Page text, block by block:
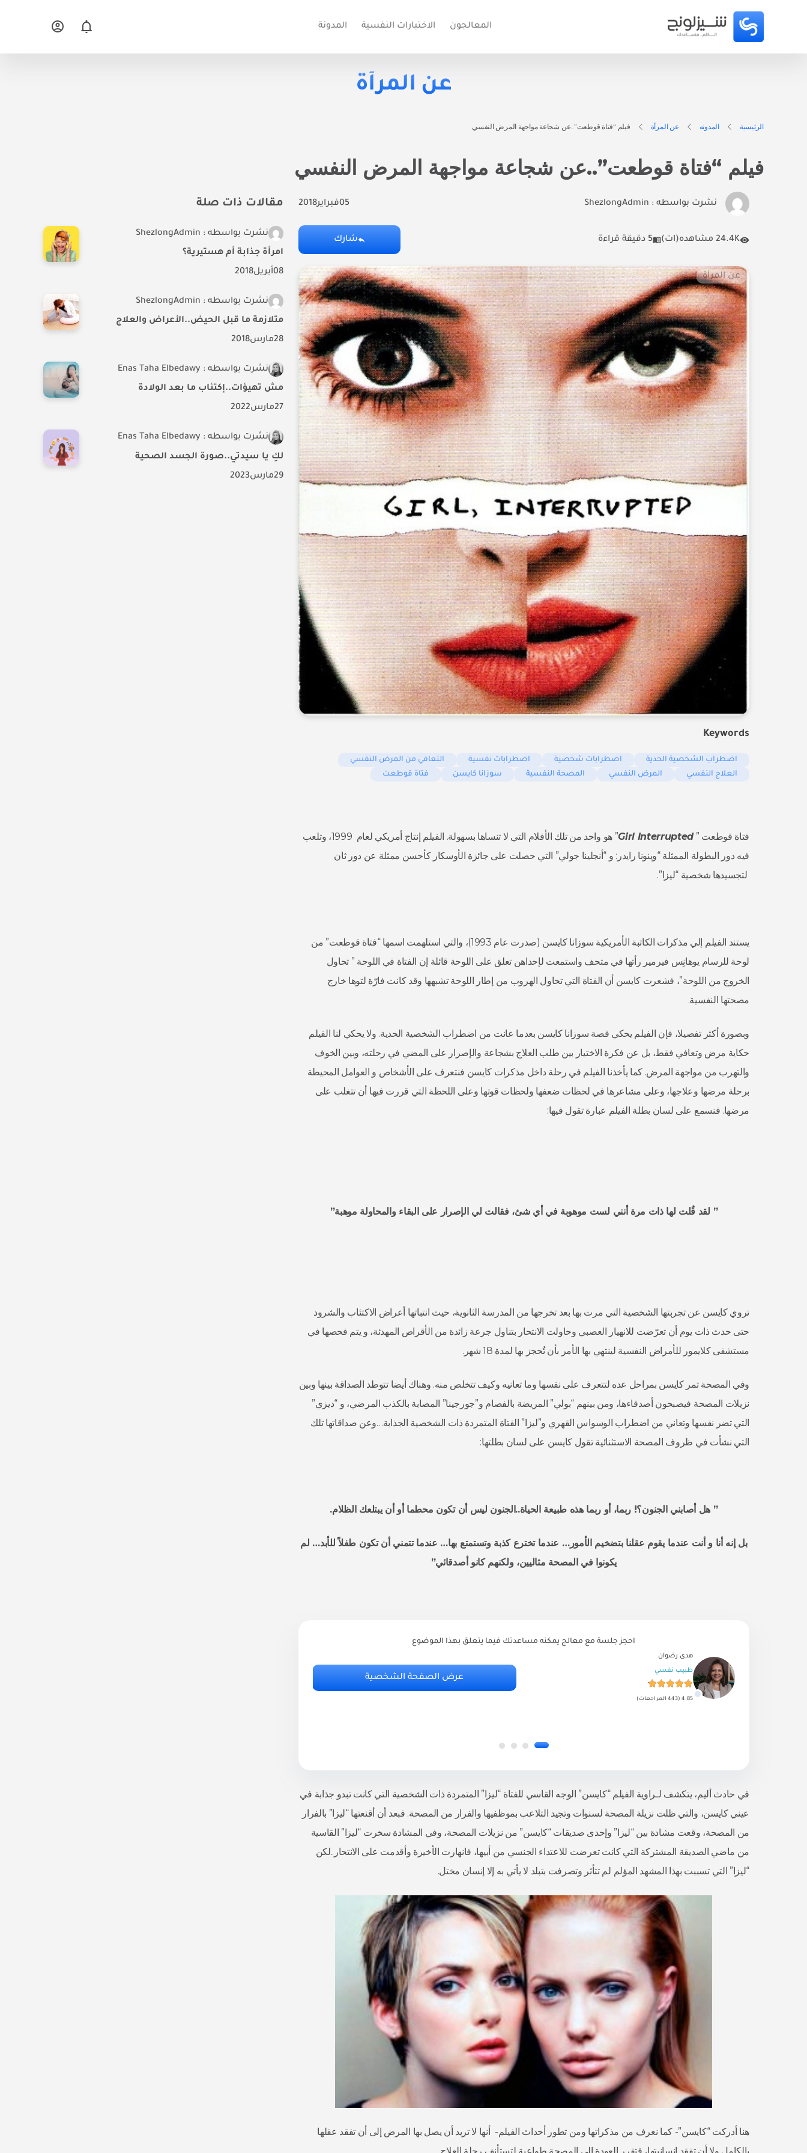
المعالجون الاختبارات النفسية المدونة
عن المرأة
الرئيسية المدونه عن المرأة فيلم “فتاة قوطعت”..عن شجاعة مواجهة المرض النفسي
فيلم “فتاة قوطعت”..عن شجاعة مواجهة المرض النفسي
نشرت بواسطه : ShezlongAdmin
05فبراير2018
24.4K مشاهده(ات) 5 دقيقة قراءة شارك
عن المرأة
Keywords
اضطراب الشخصية الحدية اضطرابات شخصية اضطرابات نفسية
التعافي من المرض النفسي
العلاج النفسي
المرض النفسي المصحة النفسية سوزانا كايسن فتاة قوطعت
فتاة قوطعت ”Girl Interrupted
” هو واحد من تلك الأفلام التي لا تنساها بسهولة. الفيلم إنتاج أمريكي لعام 1999، وتلعب
فيه دور البطولة الممثلة “وينونا رايدر: و “أنجلينا جولي” التي حصلت على جائزة الأوسكار كأحسن ممثلة عن دور ثان
لتجسيدها شخصية “ليزا”.
يستند الفيلم إلي مذكرات الكاتبة الأمريكية سوزانا كايسن (صدرت عام 1993)، والتي استلهمت اسمها “فتاة قوطعت” من
لوحة للرسام يوهانِس فيرمير رأتها في متحف واستمعت لإحداهن تعلق على اللوحة قائلة إن الفتاة في اللوحة ” تحاول
الخروج من اللوحة”، فشعرت كايسن أن الفتاة التي تحاول الهروب من إطار اللوحة تشبهها وقد كانت فارّة لتوها خارج
مصحتها النفسية.
وبصورة أكثر تفصيلا، فإن الفيلم يحكي قصة سوزانا كايسن بعدما عانت من اضطراب الشخصية الحدية. ولا يحكي لنا الفيلم
حكاية مرض وتعافي فقط، بل عن فكرة الاختيار بين طلب العلاج بشجاعة والإصرار على المضي في رحلته، وبين الخوف
والتهرب من مواجهة المرض. كما يأخذنا الفيلم في رحلة داخل مذكرات كايسن فنتعرف على الأشخاص و العوامل المحيطة
برحلة مرضها وعلاجها، وعلى مشاعرها في لحظات ضعفها ولحظات قوتها وعلى اللحظة التي قررت فيها أن تتغلب على
مرضها. فنسمع على لسان بطلة الفيلم عبارة تقول فيها:
” لقد قُلت لها ذات مرة أنني لست موهوبة في أي شئ، فقالت لي الإصرار على البقاء والمحاولة موهبة”
تروي كايسن عن تجربتها الشخصية التي مرت بها بعد تخرجها من المدرسة الثانوية، حيث انتباتها أعراض الاكتئاب والشرود
حتى حدث ذات يوم أن تعرّضت للانهيار العصبي وحاولت الانتحار بتناول جرعة زائدة من الأقراص المهدئة، و يتم فحصها في
مستشفى كلايمور للأمراض النفسية لينتهي بها الأمر بأن تُحجز بها لمدة 18 شهر.
وفي المصحة تمر كايسن بمراحل عده لتتعرف على نفسها وما تعانيه وكيف تتخلص منه. وهناك أيضا تتوطد الصداقة بينها وبين
نزيلات المصحة فيصبحون أصدقاءها، ومن بينهم “بولي” المريضة بالفصام و”جورجينا” المصابة بالكذب المرضي، و “ديزي”
التي تضر نفسها وتعاني من اضطراب الوسواس القهري و”ليزا” الفتاة المتمردة ذات الشخصية الجذابة…وعن صداقاتها تلك
التي نشأت في ظروف المصحة الاستثنائية تقول كايسن على لسان بطلتها:
” هل أصابني الجنون؟! ربما، أو ربما هذه طبيعة الحياة..الجنون ليس أن تكون محطما أو أن يبتلعك الظلام.
بل إنه أنا و أنت عندما يقوم عقلنا بتضخيم الأمور… عندما تخترع كذبة وتستمتع بها… عندما تتمني أن تكون طفلاً للأبد… لم
يكونوا في المصحة مثاليين، ولكنهم كانو أصدقائي”
احجز جلسة مع معالج يمكنه مساعدتك فيما يتعلق بهذا الموضوع
هدى رضوان
طبيب نفسي
4.85 (443 المراجعات)
عرض الصفحة الشخصية
في حادث أليم، يتكشف لـراوية الفيلم “كايسن” الوجه القاسي للفتاة “ليزا” المتمردة ذات الشخصية التي كانت تبدو جذابة في
عيني كايسن، والتي ظلت نزيلة المصحة لسنوات وتجيد التلاعب بموظفيها والفرار من المصحة. فبعد أن أقنعتها “ليزا” بالفرار
من المصحة، وقعت مشادة بين “ليزا” وإحدى صديقات “كايسن” من نزيلات المصحة، وفي المشادة سخرت “ليزا” القاسية
من ماضي الصديقة المشتركة التي كانت تعرضت للاعتداء الجنسي من أبيها، فانهارت الأخيرة وأقدمت على الانتحار..لكن
“ليزا” التي تسببت بهذا المشهد المؤلم لم تتأثر وتصرفت بتبلد لا يأتي به إلا إنسان مختل.
هنا أدركت “كايسن”- كما نعرف من مذكراتها ومن تطور أحداث الفيلم- أنها لا تريد أن يصل بها المرض إلى أن تفقد عقلها
مقالات ذات صلة
نشرت بواسطه : ShezlongAdmin
امرأة جذابة أم هستيرية؟
08أبريل2018
نشرت بواسطه : ShezlongAdmin
متلازمة ما قبل الحيض..الأعراض والعلاج
28مارس2018
نشرت بواسطه : Enas Taha Elbedawy
مش تهيؤات..إكتئاب ما بعد الولادة
27مارس2022
نشرت بواسطه : Enas Taha Elbedawy
لكِ يا سيدتي..صورة الجسد الصحية
29مارس2023